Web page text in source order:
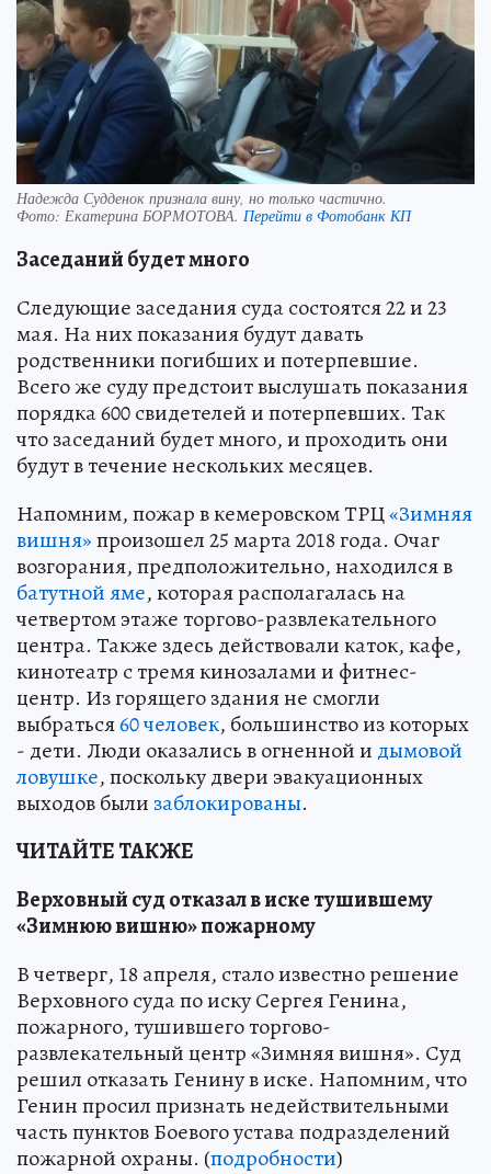
Надежда Судденок признала вину, но только частично.
Фото: Екатерина БОРМОТОВА. Перейти в Фотобанк КП
Заседаний будет много
Следующие заседания суда состоятся 22 и 23
мая. На них показания будут давать
родственники погибших и потерпевшие.
Всего же суду предстоит выслушать показания
порядка 600 свидетелей и потерпевших. Так
что заседаний будет много, и проходить они
будут в течение нескольких месяцев.
Напомним, пожар в кемеровском ТРЦ«Зимняя
вишня»произошел 25 марта 2018 года. Очаг
возгорания, предположительно, находился в
батутной яме, которая располагалась на
четвертом этаже торгово-развлекательного
центра. Также здесь действовали каток, кафе,
кинотеатр с тремя кинозалами и фитнес-
центр. Из горящего здания не смогли
выбраться60 человек, большинство из которых
- дети. Люди оказались в огненной и дымовой
ловушке, поскольку двери эвакуационных
выходов были заблокированы.
ЧИТАЙТЕ ТАКЖЕ
Верховный суд отказал в иске тушившему
«Зимнюю вишню» пожарному
В четверг, 18 апреля, стало известно решение
Верховного суда по иску Сергея Генина,
пожарного, тушившего торгово-
развлекательный центр «Зимняя вишня». Суд
решил отказать Генину в иске. Напомним, что
Генин просил признать недействительными
часть пунктов Боевого устава подразделений
пожарной охраны. (подробности)